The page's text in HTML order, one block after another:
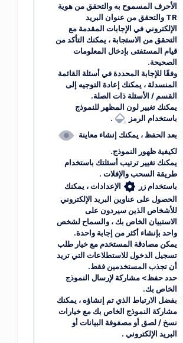
الأحرف المسموح به والتحقق من هوية
TR والتحقق من عنوان البريد
الإلكتروني في الإجابات المقدمة مع
التحقق من الاستجابة ، يمكنك التأكد من
قيام المستفتى بإدخال المعلومات
الصحيحة.
وفقًا للإجابة المحددة في أسئلة القائمة
المنسدلة ، يمكنك إعادة التوجيه إلى
القسم / الأسئلة ذات الصلة.
يمكنك تغيير لون المظهر للنموذج
باستخدام الرمز
.
بعد الحفظ ، يمكنك إنشاء معاينة
لكيفية ظهور النموذج.
يمكنك تغيير ترتيب أسئلتك باستخدام
طريقة السحب والإفلات .
باستخدام زر
الإعدادات ، يمكنك
الحصول على عناوين البريد الإلكتروني
للأشخاص الذين سيردون على
الاستبيان الخاص بك ، والسماح لشخص
واحد بإنشاء أكثر من إجابة واحدة.
يمكن مصادقة المستخدم مع خيار طلب
تسجيل الدخول للاستطلاعات التي تريد
أن تجذب المستخدمين فقط.
حدد حفظ> مشاركة لإرسال النموذج
الخاص بك.
بفضل الارتباط الذي تم إنشاؤه ، يمكنك
مشاركة النموذج الخاص بك مع خيارات
نسخ / لصق أو مصفوفة البيانات أو
البريد الإلكتروني .